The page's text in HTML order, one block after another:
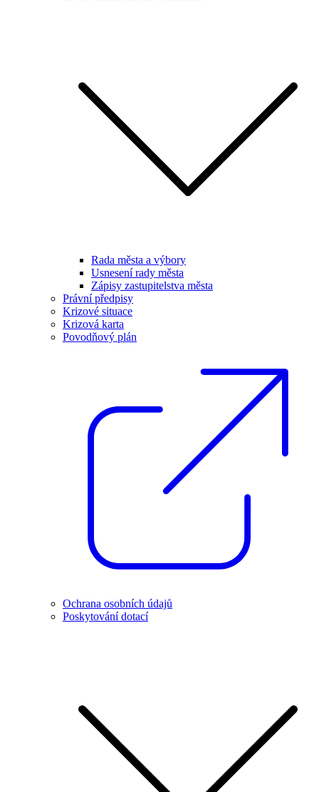
Rada města a výbory
Usnesení rady města
Zápisy zastupitelstva města
Právní předpisy
Krizové situace
Krizová karta
Povodňový plán
Ochrana osobních údajů
Poskytování dotací